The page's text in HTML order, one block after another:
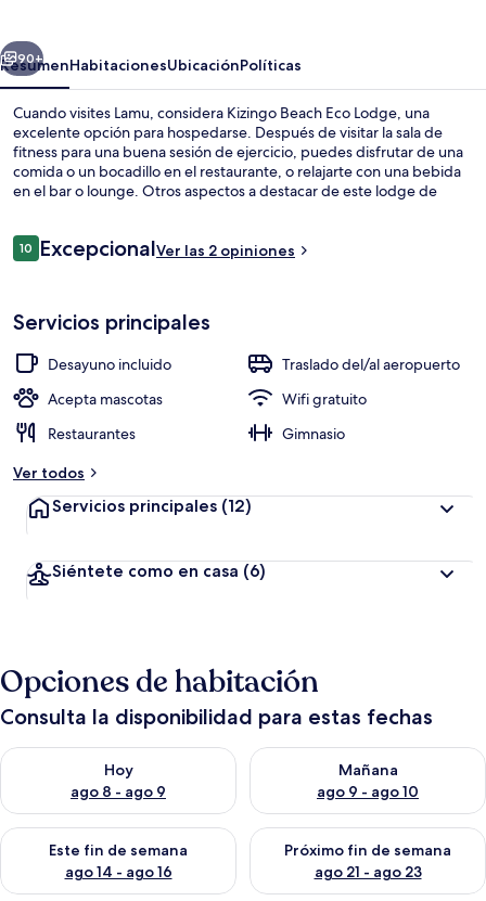
Siguiente
90+
ResumenHabitacionesUbicaciónPolíticas
Cuando visites Lamu, considera Kizingo Beach Eco Lodge, una
excelente opción para hospedarse. Después de visitar la sala de
fitness para una buena sesión de ejercicio, puedes disfrutar de una
comida o un bocadillo en el restaurante, o relajarte con una bebida
en el bar o lounge. Otros aspectos a destacar de este lodge de
Opiniones
1010 de 10,
ExcepcionalVer las 2 opiniones
Servicios principales
Desayuno incluido
Traslado del/al aeropuerto
Acepta mascotas
Wifi gratuito
Restaurantes
Gimnasio
Ver todos
Servicios principales (12)
Siéntete como en casa (6)
Opciones de habitación
Consulta la disponibilidad para estas fechas
Hoy
ago 8 - ago 9
Consulta la disponibilidad para hoy ago 8 - ago 9
Mañana
ago 9 - ago 10
Consulta la disponibilidad
Este fin de semana
ago 14 - ago 16
Consulta la disponibilidad para este fin de semana ago 14 -
Próximo fin de semana
ago 21 - ago 23
Consulta la disponibilidad